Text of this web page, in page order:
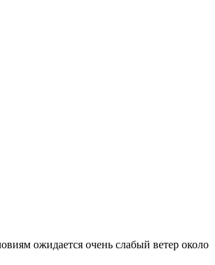
ожидается очень слабый ветер около